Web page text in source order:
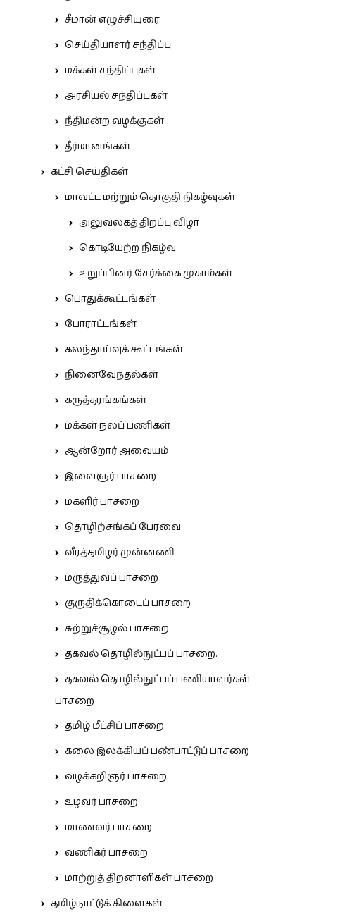
சீமான் எழுச்சியுரை
செய்தியாளர் சந்திப்பு
மக்கள் சந்திப்புகள்
அரசியல் சந்திப்புகள்
நீதிமன்ற வழக்குகள்
தீர்மானங்கள்
கட்சி செய்திகள்
மாவட்ட மற்றும் தொகுதி நிகழ்வுகள்
அலுவலகத் திறப்பு விழா
கொடியேற்ற நிகழ்வு
உறுப்பினர் சேர்க்கை முகாம்கள்
பொதுக்கூட்டங்கள்
போராட்டங்கள்
கலந்தாய்வுக் கூட்டங்கள்
நினைவேந்தல்கள்
கருத்தரங்கங்கள்
மக்கள் நலப் பணிகள்
ஆன்றோர் அவையம்
இளைஞர் பாசறை
மகளிர் பாசறை
தொழிற்சங்கப் பேரவை
வீரத்தமிழர் முன்னணி
மருத்துவப் பாசறை
குருதிக்கொடைப் பாசறை
சுற்றுச்சூழல் பாசறை
தகவல் தொழில்நுட்பப் பாசறை.
தகவல் தொழில்நுட்பப் பணியாளர்கள்
பாசறை
தமிழ் மீட்சிப் பாசறை
கலை இலக்கியப் பண்பாட்டுப் பாசறை
வழக்கறிஞர் பாசறை
உழவர் பாசறை
மாணவர் பாசறை
வணிகர் பாசறை
மாற்றுத் திறனாளிகள் பாசறை
தமிழ்நாட்டுக் கிளைகள்